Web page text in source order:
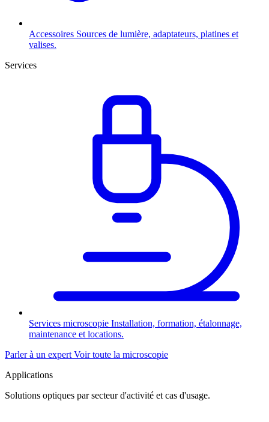
Accessoires Sources de lumière, adaptateurs, platines et
valises.
Services
Services microscopie Installation, formation, étalonnage,
maintenance et locations.
Parler à un expert Voir toute la microscopie
Applications
Solutions optiques par secteur d'activité et cas d'usage.